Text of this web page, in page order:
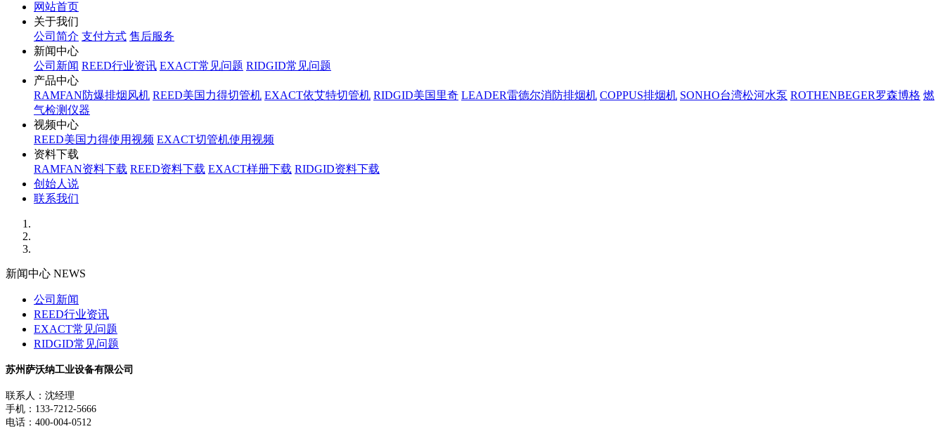
网站首页
关于我们
公司简介 支付方式 售后服务
新闻中心
公司新闻 REED行业资讯 EXACT常见问题 RIDGID常见问题
产品中心
RAMFAN防爆排烟风机 REED美国力得切管机 EXACT依艾特切管机 RIDGID美国里奇 LEADER雷德尔消防排烟机 COPPUS排烟机 SONHO台湾松河水泵 ROTHENBEGER罗森博格 燃
气检测仪器
视频中心
REED美国力得使用视频 EXACT切管机使用视频
资料下载
RAMFAN资料下载 REED资料下载 EXACT样册下载 RIDGID资料下载
创始人说
联系我们
新闻中心 NEWS
公司新闻
REED行业资讯
EXACT常见问题
RIDGID常见问题
苏州萨沃纳工业设备有限公司
联系人：沈经理
手机：133-7212-5666
电话：400-004-0512